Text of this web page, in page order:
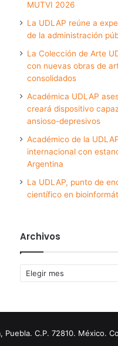
MUTVI 2026
La UDLAP reúne a
de la administración
La Colección de Arte
con nuevas obras de
consolidados
Académica UDLAP
creará dispositivo
ansioso-depresivos
Académico de la
internacional con
Argentina
La UDLAP, punto de
científico en
Archivos
Archivos
C.P. 72810. México.